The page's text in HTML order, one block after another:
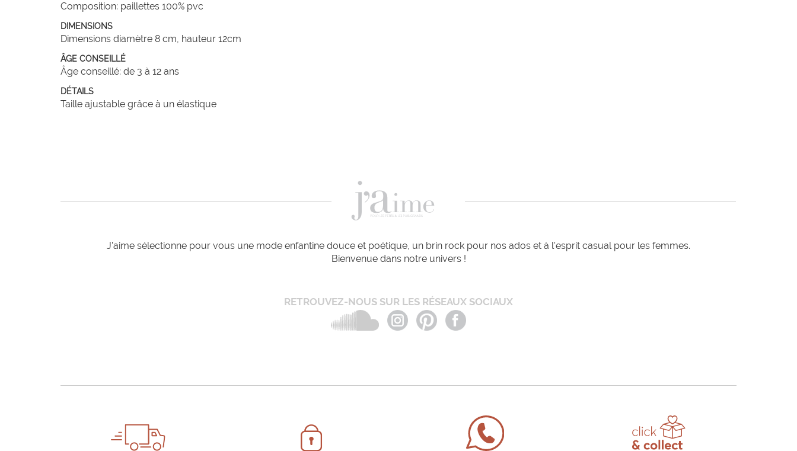
Composition: paillettes 100% pvc
DIMENSIONS
Dimensions diamètre 8 cm, hauteur 12cm
ÂGE CONSEILLÉ
Âge conseillé: de 3 à 12 ans
DÉTAILS
Taille ajustable grâce à un élastique
J'aime sélectionne pour vous une mode enfantine douce et poétique, un brin rock pour nos ados et à l'esprit casual pour les femmes.
Bienvenue dans notre univers !
RETROUVEZ-NOUS SUR LES RÉSEAUX SOCIAUX